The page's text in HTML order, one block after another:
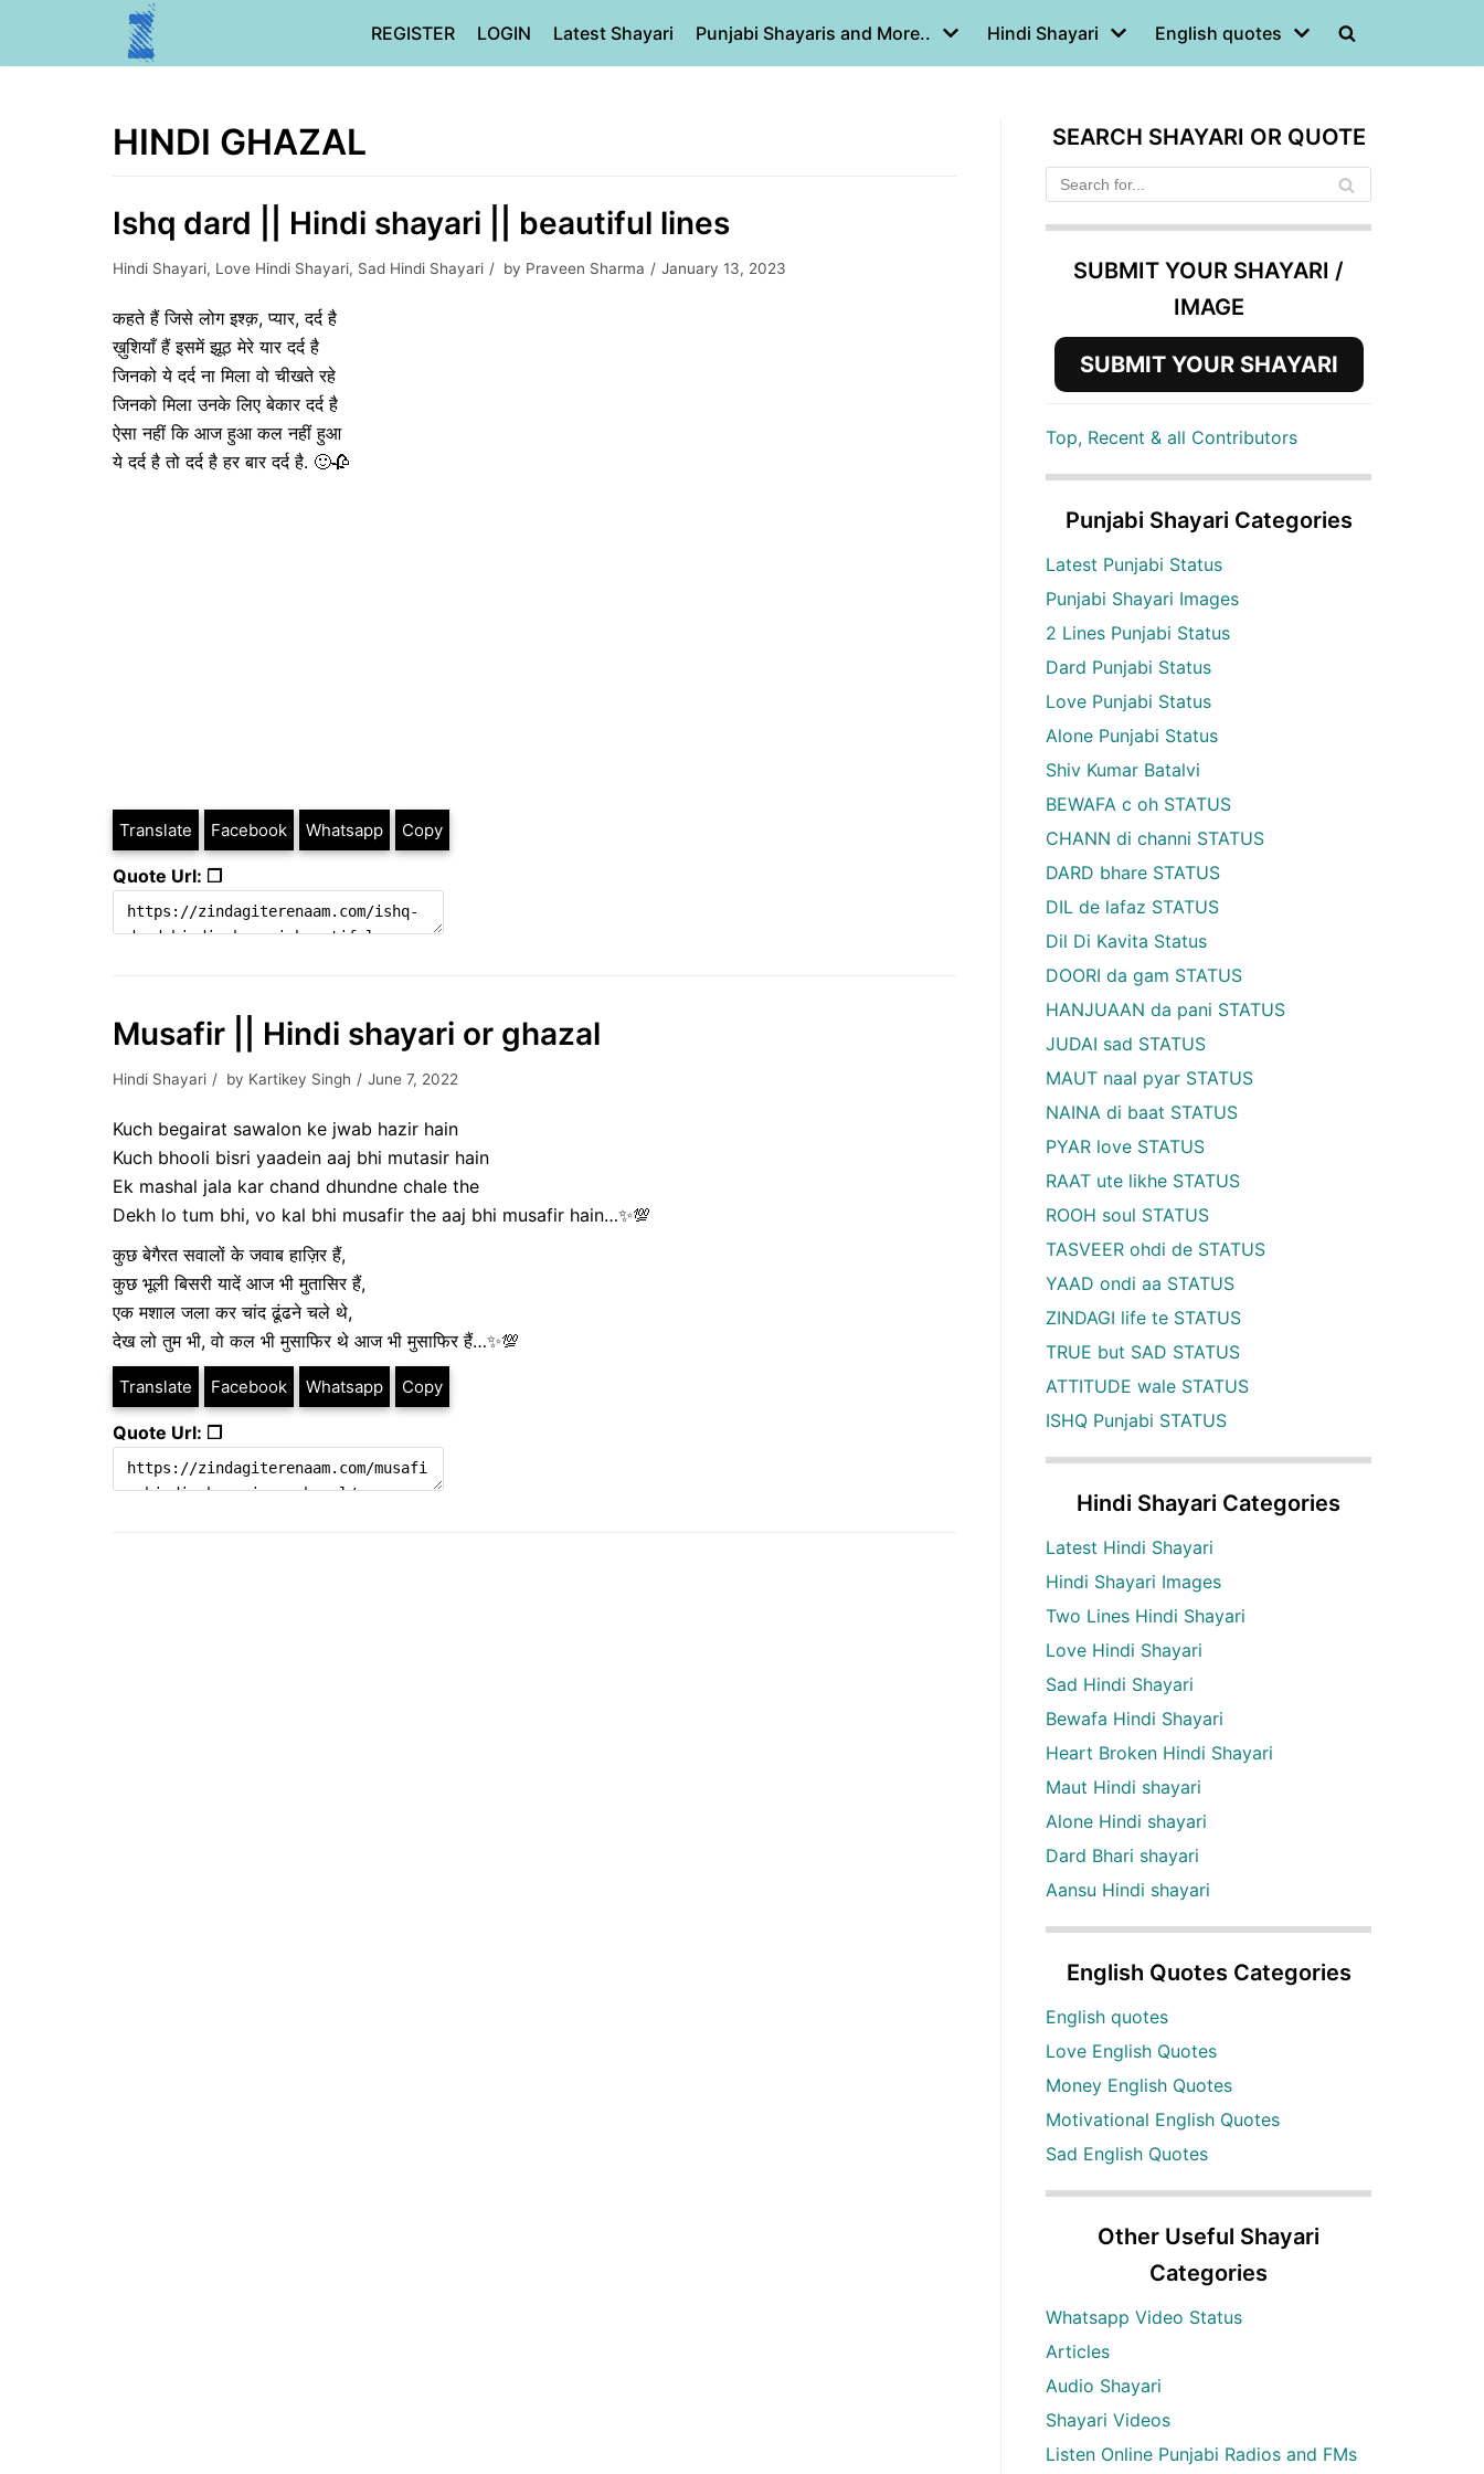
REGISTER LOGIN Latest Shayari Punjabi Shayaris and More.. Hindi Shayari English quotes
HINDI GHAZAL
Ishq dard || Hindi shayari || beautiful lines
Hindi Shayari, Love Hindi Shayari, Sad Hindi Shayari by Praveen Sharma January 13, 2023
कहते हैं जिसे लोग इश्क़, प्यार, दर्द है
ख़ुशियाँ हैं इसमें झूठ मेरे यार दर्द है
जिनको ये दर्द ना मिला वो चीखते रहे
जिनको मिला उनके लिए बेकार दर्द है
ऐसा नहीं कि आज हुआ कल नहीं हुआ
ये दर्द है तो दर्द है हर बार दर्द है. 🙂🥀
Translate Facebook Whatsapp Copy
Quote Url: ❐
Musafir || Hindi shayari or ghazal
Hindi Shayari by Kartikey Singh June 7, 2022
Kuch begairat sawalon ke jwab hazir hain
Kuch bhooli bisri yaadein aaj bhi mutasir hain
Ek mashal jala kar chand dhundne chale the
Dekh lo tum bhi, vo kal bhi musafir the aaj bhi musafir hain…✨💯
कुछ बेगैरत सवालों के जवाब हाज़िर हैं,
कुछ भूली बिसरी यादें आज भी मुतासिर हैं,
एक मशाल जला कर चांद ढूंढने चले थे,
देख लो तुम भी, वो कल भी मुसाफिर थे आज भी मुसाफिर हैं…✨💯
Translate Facebook Whatsapp Copy
Quote Url: ❐
SEARCH SHAYARI OR QUOTE
SUBMIT YOUR SHAYARI /
IMAGE
SUBMIT YOUR SHAYARI
Top, Recent & all Contributors
Punjabi Shayari Categories
Latest Punjabi Status
Punjabi Shayari Images
2 Lines Punjabi Status
Dard Punjabi Status
Love Punjabi Status
Alone Punjabi Status
Shiv Kumar Batalvi
BEWAFA c oh STATUS
CHANN di channi STATUS
DARD bhare STATUS
DIL de lafaz STATUS
Dil Di Kavita Status
DOORI da gam STATUS
HANJUAAN da pani STATUS
JUDAI sad STATUS
MAUT naal pyar STATUS
NAINA di baat STATUS
PYAR love STATUS
RAAT ute likhe STATUS
ROOH soul STATUS
TASVEER ohdi de STATUS
YAAD ondi aa STATUS
ZINDAGI life te STATUS
TRUE but SAD STATUS
ATTITUDE wale STATUS
ISHQ Punjabi STATUS
Hindi Shayari Categories
Latest Hindi Shayari
Hindi Shayari Images
Two Lines Hindi Shayari
Love Hindi Shayari
Sad Hindi Shayari
Bewafa Hindi Shayari
Heart Broken Hindi Shayari
Maut Hindi shayari
Alone Hindi shayari
Dard Bhari shayari
Aansu Hindi shayari
English Quotes Categories
English quotes
Love English Quotes
Money English Quotes
Motivational English Quotes
Sad English Quotes
Other Useful Shayari
Categories
Whatsapp Video Status
Articles
Audio Shayari
Shayari Videos
Listen Online Punjabi Radios and FMs